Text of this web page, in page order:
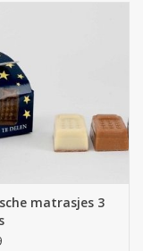
matrasjes 3